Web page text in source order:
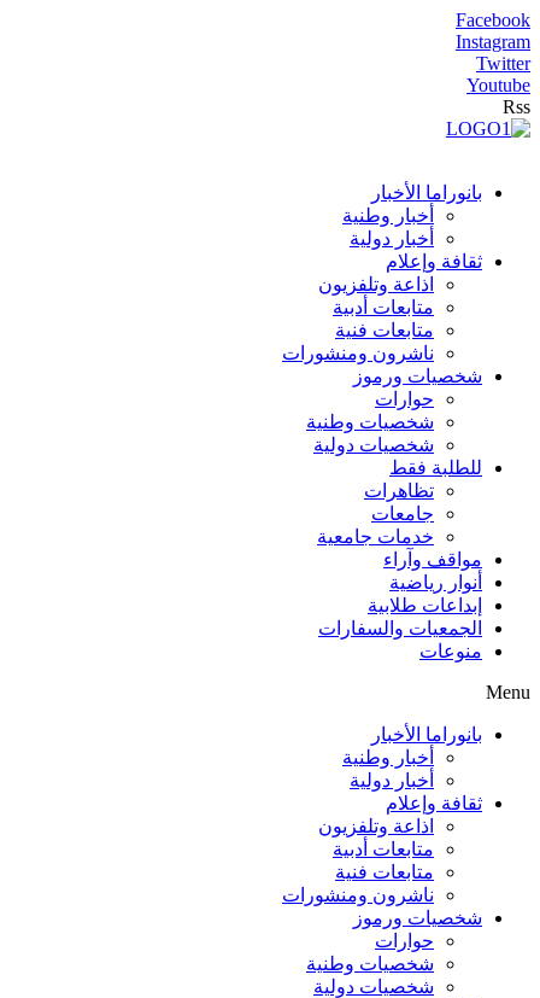
Facebook
Instagram
Twitter
Youtube
Rss
بانوراما الأخبار
أخبار وطنية
أخبار دولية
ثقافة وإعلام
اذاعة وتلفزيون
متابعات أدبية
متابعات فنية
ناشرون ومنشورات
شخصيات ورموز
حوارات
شخصيات وطنية
شخصيات دولية
للطلبة فقط
تظاهرات
جامعات
خدمات جامعية
مواقف وآراء
أنوار رياضية
إبداعات طلابية
الجمعيات والسفارات
منوعات
Menu
بانوراما الأخبار
أخبار وطنية
أخبار دولية
ثقافة وإعلام
اذاعة وتلفزيون
متابعات أدبية
متابعات فنية
ناشرون ومنشورات
شخصيات ورموز
حوارات
شخصيات وطنية
شخصيات دولية